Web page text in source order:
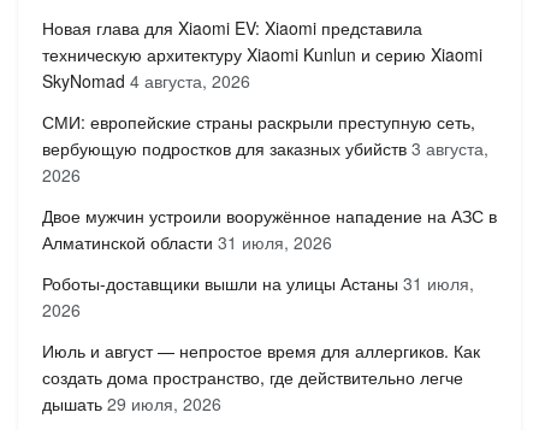
Новая глава для Xiaomi EV: Xiaomi представила
техническую архитектуру Xiaomi Kunlun и серию Xiaomi
SkyNomad 4 августа, 2026
СМИ: европейские страны раскрыли преступную сеть,
вербующую подростков для заказных убийств 3 августа,
2026
Двое мужчин устроили вооружённое нападение на АЗС в
Алматинской области 31 июля, 2026
Роботы-доставщики вышли на улицы Астаны 31 июля,
2026
Июль и август — непростое время для аллергиков. Как
создать дома пространство, где действительно легче
дышать 29 июля, 2026